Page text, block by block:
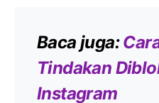
Baca juga:
Tindakan
Instagram